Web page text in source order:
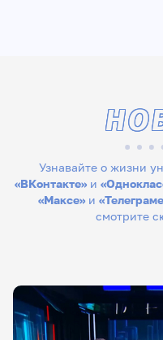
Узнавайте о жизни
«ВКонтакте»и
«Максе» и
смотрите